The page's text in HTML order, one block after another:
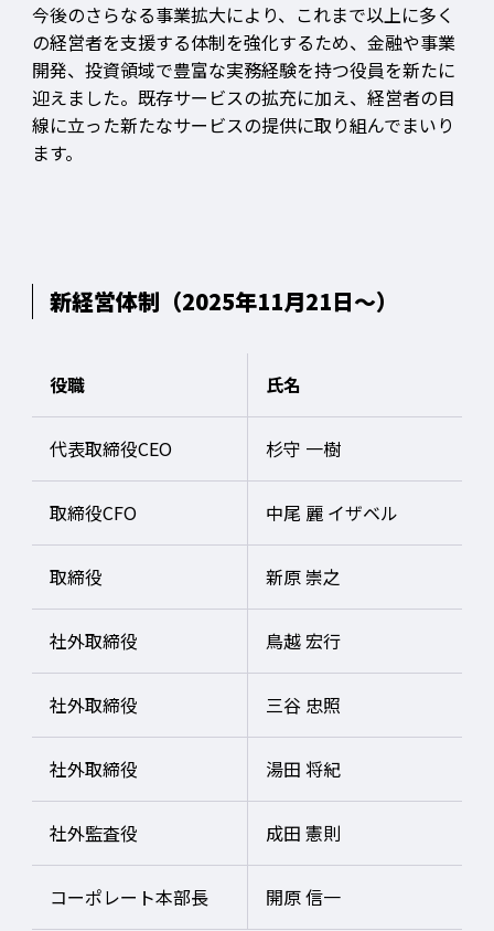
今後のさらなる事業拡大により、これまで以上に多く
の経営者を支援する体制を強化するため、金融や事業
開発、投資領域で豊富な実務経験を持つ役員を新たに
迎えました。既存サービスの拡充に加え、経営者の目
線に立った新たなサービスの提供に取り組んでまいり
ます。
新経営体制（2025年11月21日～）
役職 氏名
代表取締役CEO 杉守 一樹
取締役CFO 中尾 麗 イザベル
取締役 新原 崇之
社外取締役 鳥越 宏行
社外取締役 三谷 忠照
社外取締役 湯田 将紀
社外監査役 成田 憲則
コーポレート本部長 開原 信一